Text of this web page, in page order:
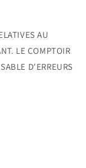
AU
LE COMPTOIR
D'ERREURS